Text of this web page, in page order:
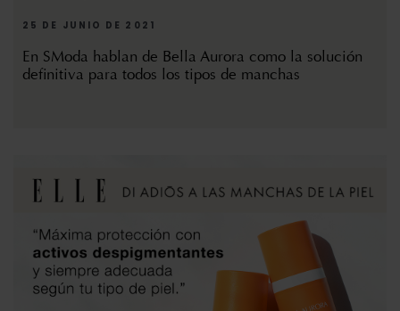
25 DE JUNIO DE 2021
En SModa hablan de Bella Aurora como la solución
definitiva para todos los tipos de manchas